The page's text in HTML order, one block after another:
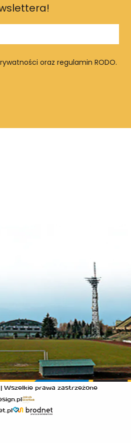
oraz regulamin RODO.
Wszelkie prawa zastrzeżone